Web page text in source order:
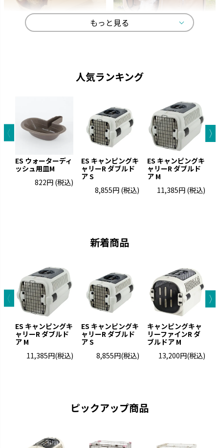
ラプレ
ナーフドッグ トンカ
もっと見る
人気ランキング
ES ウォーターディ
ッシュ用皿M
822円 (税込)
ES キャンピングキ
ャリーR ダブルド
ア S
8,855円 (税込)
ES キャンピングキ
ャリーR ダブルド
ア M
11,385円 (税込)
新着商品
ES キャンピングキ
ャリーR ダブルド
ア M
11,385円(税込)
ES キャンピングキ
ャリーR ダブルド
ア S
8,855円(税込)
キャンピングキャ
リーファインR ダ
ブルドア M
13,200円(税込)
ピックアップ商品